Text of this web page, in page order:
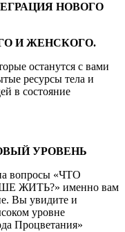
НОВОГО
И ЖЕНСКОГО.
останутся с вами
ресурсы тела и
в состояние
УРОВЕНЬ
вопросы «ЧТО
ЖИТЬ?» именно вам
Вы увидите и
уровне
Процветания»